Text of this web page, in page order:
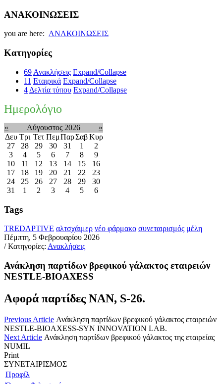
ΑΝΑΚΟΙΝΩΣΕΙΣ
you are here: ΑΝΑΚΟΙΝΩΣΕΙΣ
Κατηγορίες
69 Ανακλήσεις Expand/Collapse
11 Εταιρικά Expand/Collapse
4 Δελτία τύπου Expand/Collapse
Ημερολόγιο
« Αύγουστος 2026
»
Δευ Τρι Τετ ΠεμΠαρΣαβΚυρ
27
28 29 30 31 1
2
3
4 5 6 7 8
9
10
11 12 13 14 15
16
17
18 19 20 21 22
23
24
25 26 27 28 29
30
31
1 2 3 4 5 6
Tags
TREDAPTIVE αλτσχάιμερ νέο φάρμακο συνεταιρισμός μέλη
Πέμπτη, 5 Φεβρουαρίου 2026
/ Κατηγορίες: Ανακλήσεις
Ανάκληση παρτίδων βρεφικού γάλακτος εταιρειών
NESTLE-BIOAXESS
Αφορά παρτίδες NAN, S-26.
Previous Article Ανάκληση παρτίδων βρεφικού γάλακτος εταιρειών
NESTLE-BIOAXESS-SYN INNOVATION LAB.
Next Article Ανάκληση παρτίδων βρεφικού γάλακτος της εταιρείας
NUMIL
Print
ΣΥΝΕΤΑΙΡΙΣΜΟΣ
Προφίλ